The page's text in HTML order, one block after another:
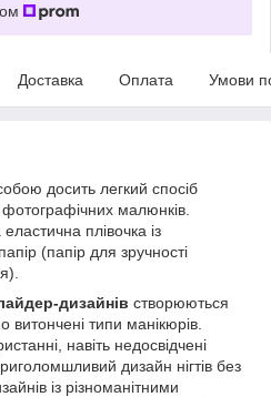
Доставка Оплата Умови
досить легкий спосіб
малюнків.
плівочка із
(папір для зручності
дизайнів створюються
витончені типи манікюрів.
навіть недосвідчені
дизайн нігтів без
із різноманітними